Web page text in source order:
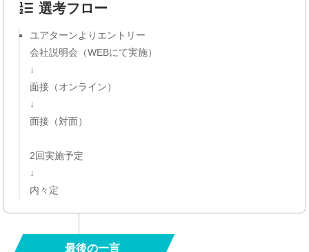
選考フロー
ユアターンよりエントリー
会社説明会（WEBにて実施）
↓
面接（オンライン）
↓
面接（対面）
2回実施予定
↓
内々定
最後の一言